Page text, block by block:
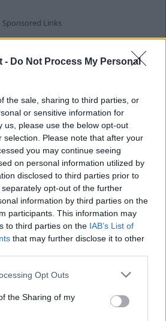
- Do Not Process My Personal
the sale, sharing to third parties, or
or sensitive information for
us, please use the below opt-out
selection. Please note that after your
you may continue seeing
on personal information utilized by
disclosed to third parties prior to
opt-out of the further
information by third parties on the
participants. This information may
to third parties on the IAB’s List of
that may further disclose it to other
Opt Outs
the Sharing of my